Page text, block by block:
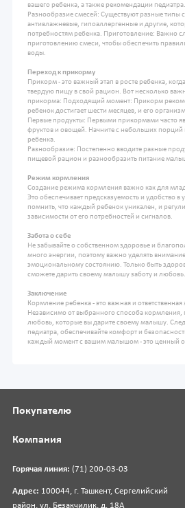
вашего ребенка, а также рекомендации педиатра.
Разнообразие смесей: Существуют разные типы
антивлажневые, гипоаллергенные и другие,
потребностям ребенка. Приготовление: Важно
приготовлению смеси, чтобы обеспечить
воды.
Переход к прикорму
Прикорм - это важный этап в росте ребенка,
твердую пищу в свой рацион. Вот несколько
прикорма: Подходящий момент: Прикорм
ребенок достигает шести месяцев, и его
Первые продукты: Первыми прикормами часто
фруктов и овощей. Начните с небольших порций
ребенка.
Разнообразие: Постепенно вводите разные
пищевой рацион и разнообразить питание
Режим кормления
Создание режима кормления важно как для
Это обеспечивает предсказуемость и удобство в
помнить, что каждый ребенок уникален, и
зависимости от его потребностей и сигналов.
Забота о себе
Не забывайте о собственном здоровье и
много энергии, поэтому важно уделять
эмоциональному состоянию. Только быть
сможете дарить своему малышу заботу и любовь.
Заключение
Кормление ребенка - это важная и
Независимо от выбранного способа кормления,
любовь, которые вы дарите своему малышу.
педиатра, обеспечивайте комфорт и
каждый момент с вашим малышом - это ценный
Горячая линия: (71) 200-03-03
Адрес: 100044, г. Ташкент, Сергелийский
район, ул. Безакчилик, д. 18А
Покупателю
Компания